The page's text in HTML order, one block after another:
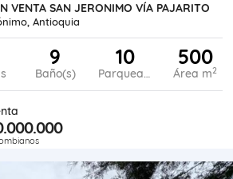
VENTA SAN JERONIMO VÍA PAJARITO
Antioquia
9
Baño(s)
10
Parqueadero
500
Área m2